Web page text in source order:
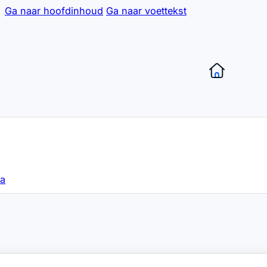
Ga naar hoofdinhoud Ga naar voettekst